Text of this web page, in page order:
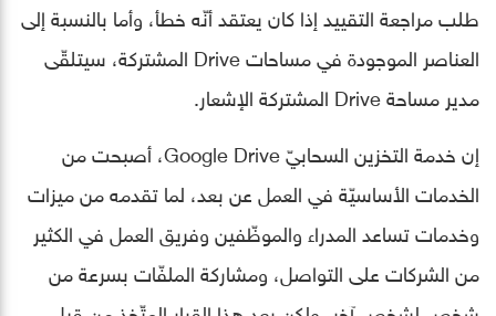
طلب مراجعة التقييد إذا كان يعتقد أنّه خطأ، وأما بالنسبة إلى
العناصر الموجودة في مساحات Drive المشتركة، سيتلقّى
مدير مساحة Drive المشتركة الإشعار.
إن خدمة التخزين السحابيّ Google Drive، أصبحت من
الخدمات الأساسيّة في العمل عن بعد، لما تقدمه من ميزات
وخدمات تساعد المدراء والموظّفين وفريق العمل في الكثير
من الشركات على التواصل، ومشاركة الملفّات بسرعة من